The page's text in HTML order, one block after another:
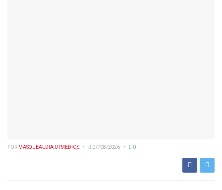
POR MASQUEALDIA UTMEDIOS 07/08/2026 0